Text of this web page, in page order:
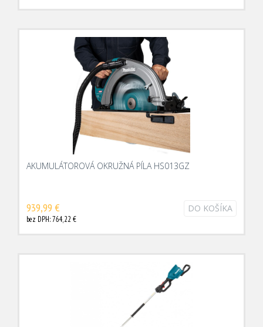
AKUMULÁTOROVÁ OKRUŽNÁ PÍLA HS013GZ
939,99 €
bez DPH: 764,22 €
DO KOŠÍKA